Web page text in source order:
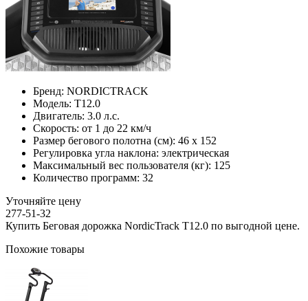
Бренд: NORDICTRACK
Модель: T12.0
Двигатель: 3.0 л.с.
Скорость: от 1 до 22 км/ч
Размер бегового полотна (см): 46 х 152
Регулировка угла наклона: электрическая
Максимальный вес пользователя (кг): 125
Количество программ: 32
Уточняйте цену
277-51-32
Купить Беговая дорожка NordicTrack T12.0 по выгодной цене.
Похожие товары